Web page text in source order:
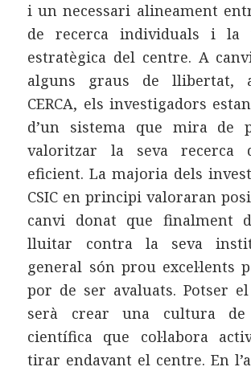
i un necessari alineament
de recerca individuals i la
estratègica del centre. A
alguns graus de llibertat,
CERCA, els investigadors
d’un sistema que mira de
valoritzar la seva recerca
eficient. La majoria dels
CSIC en principi valoraran
canvi donat que finalment
lluitar contra la seva
general són prou excel·lents
por de ser avaluats. Potser
serà crear una cultura de
científica que col·labora
tirar endavant el centre. En